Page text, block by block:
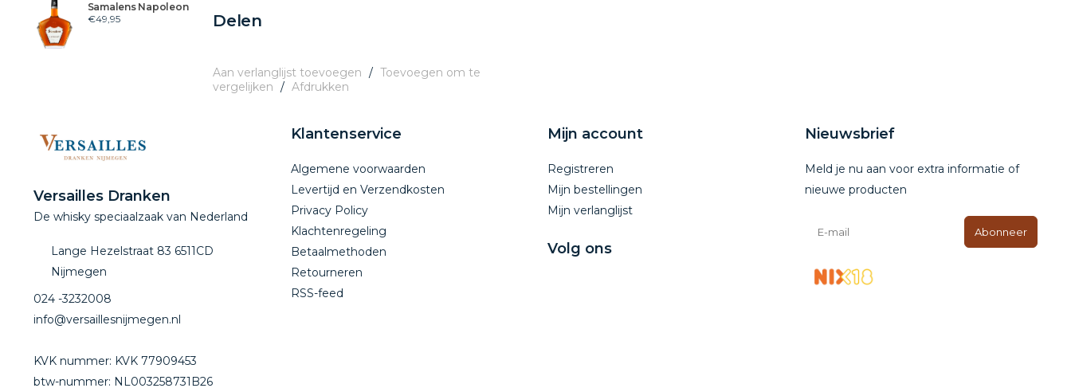
Samalens Napoleon
€49,95
Delen
Aan verlanglijst toevoegen / Toevoegen om te
vergelijken / Afdrukken
Versailles Dranken
De whisky speciaalzaak van Nederland
Lange Hezelstraat 83 6511CD
Nijmegen
024 -3232008
info@versaillesnijmegen.nl
KVK nummer: KVK 77909453
btw-nummer: NL003258731B26
Klantenservice
Algemene voorwaarden
Levertijd en Verzendkosten
Privacy Policy
Klachtenregeling
Betaalmethoden
Retourneren
RSS-feed
Mijn account
Registreren
Mijn bestellingen
Mijn verlanglijst
Volg ons
Nieuwsbrief
Meld je nu aan voor extra informatie of
nieuwe producten
Abonneer